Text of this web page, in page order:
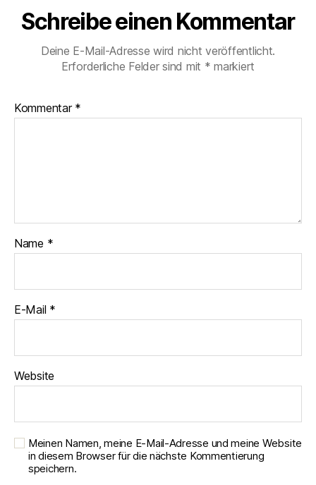
Schreibe einen Kommentar
Deine E-Mail-Adresse wird nicht veröffentlicht.
Erforderliche Felder sind mit * markiert
Kommentar *
Name *
E-Mail *
Website
Meinen Namen, meine E-Mail-Adresse und meine Website
in diesem Browser für die nächste Kommentierung
speichern.